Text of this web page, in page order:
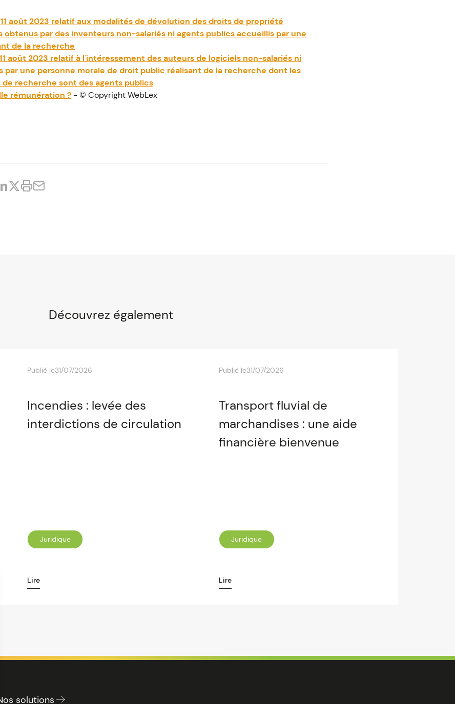
août 2023 relatif aux modalités de dévolution des droits de propriété
obtenus par des inventeurs non-salariés ni agents publics accueillis par une
de la recherche
août 2023 relatif à l'intéressement des auteurs de logiciels non-salariés ni
par une personne morale de droit public réalisant de la recherche dont les
recherche sont des agents publics
rémunération ? - © Copyright WebLex
Découvrez également
Publié le31/07/2026
Incendies : levée des
interdictions de circulation
Juridique
Lire
Publié le31/07/2026
Transport fluvial de
marchandises : une aide
financière bienvenue
Juridique
Lire
solutions